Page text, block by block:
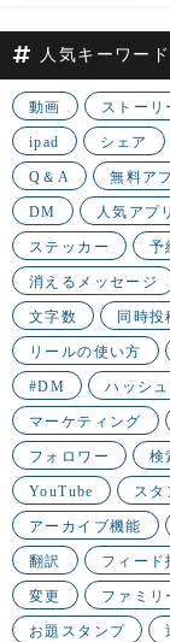
人気キーワード
動画 ストーリ
ipad シェア
Q＆A 無料ア
DM 人気アプリ
ステッカー 予
消えるメッセージ
文字数 同時投
リールの使い方
#DM ハッシ
マーケティング
フォロワー 検
YouTube スタ
アーカイブ機能
翻訳 フィード
変更 ファミリ
お題スタンプ